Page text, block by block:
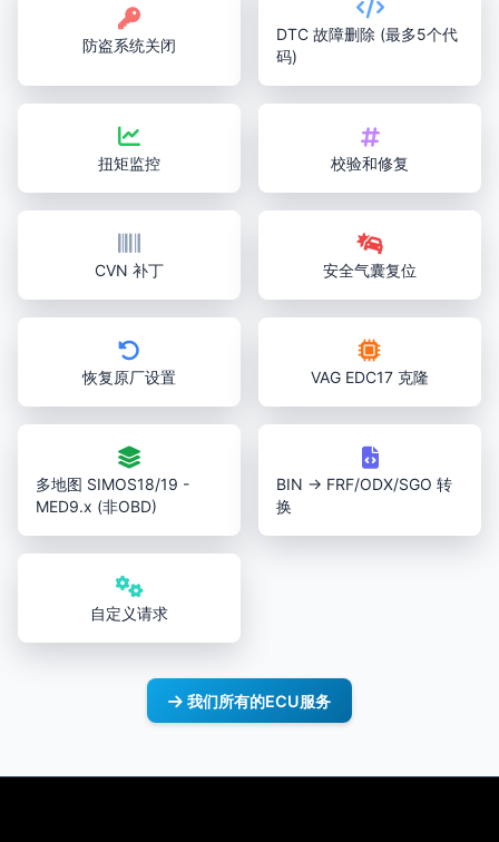
防盗系统关闭
DTC 故障删除 (最多5个代
码)
扭矩监控 校验和修复
CVN 补丁 安全气囊复位
恢复原厂设置 VAG EDC17 克隆
多地图 SIMOS18/19 -
MED9.x (非OBD)
BIN → FRF/ODX/SGO 转
换
自定义请求
我们所有的ECU服务